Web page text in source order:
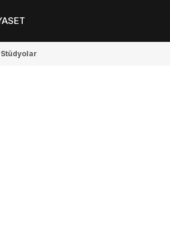
Stüdyolar